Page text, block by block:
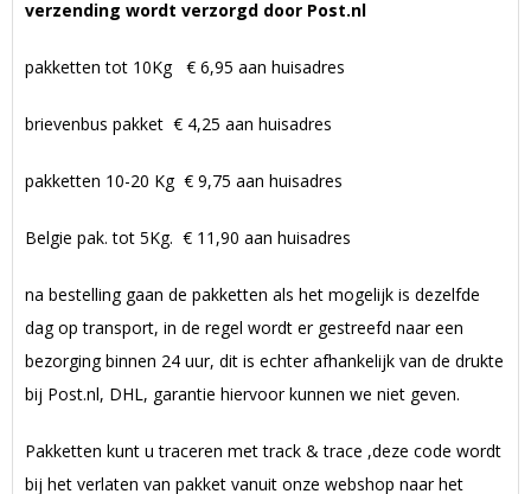
verzending wordt verzorgd door Post.nl
pakketten tot 10Kg € 6,95 aan huisadres
brievenbus pakket € 4,25 aan huisadres
pakketten 10-20 Kg € 9,75 aan huisadres
Belgie pak. tot 5Kg. € 11,90 aan huisadres
na bestelling gaan de pakketten als het mogelijk is dezelfde
dag op transport, in de regel wordt er gestreefd naar een
bezorging binnen 24 uur, dit is echter afhankelijk van de drukte
bij Post.nl, DHL, garantie hiervoor kunnen we niet geven.
Pakketten kunt u traceren met track & trace ,deze code wordt
bij het verlaten van pakket vanuit onze webshop naar het